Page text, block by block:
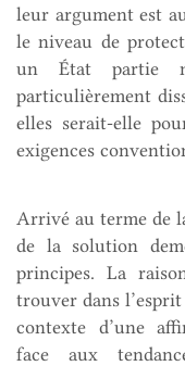
leur argument est
le niveau de
un État partie
particulièrement
elles serait-elle
exigences
Arrivé au terme de
de la solution
principes. La
trouver dans
contexte d’une
face aux